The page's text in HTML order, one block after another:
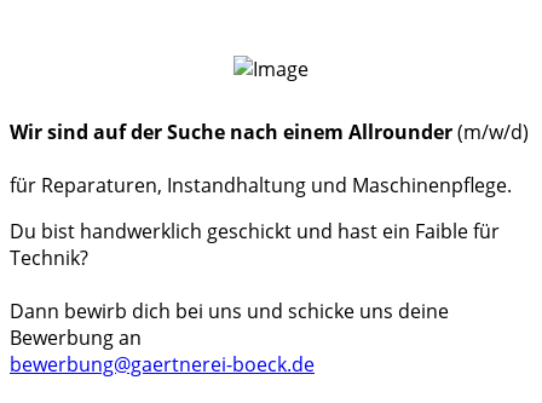
Wir sind auf der Suche nach einem Allrounder(m/w/d)
für Reparaturen, Instandhaltung und Maschinenpflege.
Du bist handwerklich geschickt und hast ein Faible für
Technik?
Dann bewirb dich bei uns und schicke uns deine
Bewerbung an
bewerbung@gaertnerei-boeck.de